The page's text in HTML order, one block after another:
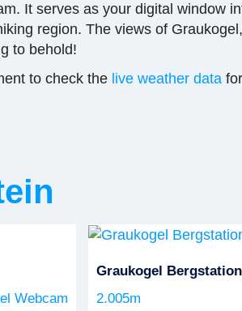
It serves as your digital window
region. The views of
to behold!
to check the live weather data
Webcam
Graukogel Bergstation
2.005m